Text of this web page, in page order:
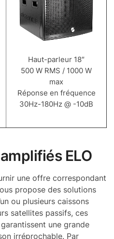
Haut-parleur 18″
500 W RMS / 1000 W
max
Réponse en fréquence
30Hz-180Hz @ -10dB
ELO
une offre correspondant
propose des solutions
ou plusieurs caissons
satellites passifs, ces
une grande
irréprochable. Par